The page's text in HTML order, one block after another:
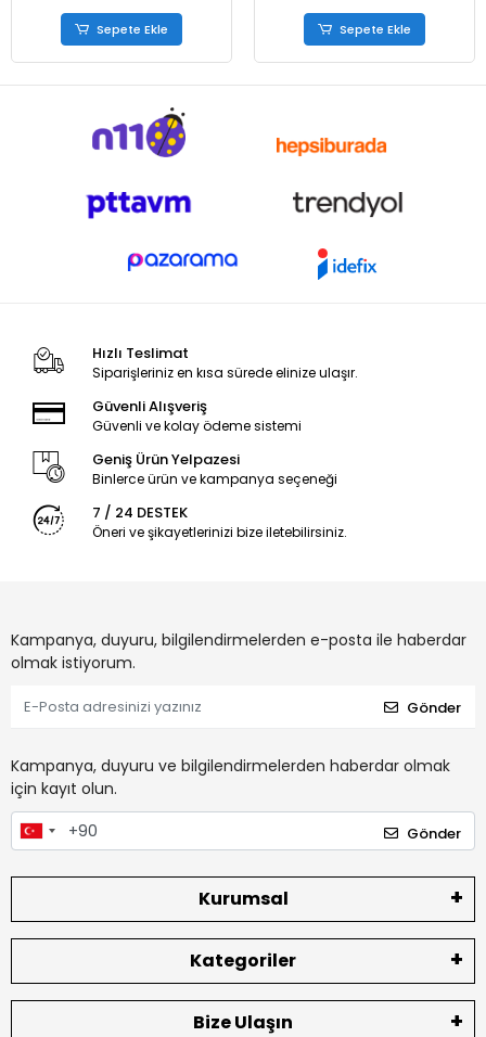
Sepete Ekle Sepete Ekle
Hızlı Teslimat
Siparişleriniz en kısa sürede elinize ulaşır.
Güvenli Alışveriş
Güvenli ve kolay ödeme sistemi
Geniş Ürün Yelpazesi
Binlerce ürün ve kampanya seçeneği
7 / 24 DESTEK
Öneri ve şikayetlerinizi bize iletebilirsiniz.
Kampanya, duyuru, bilgilendirmelerden e-posta ile haberdar
olmak istiyorum.
Gönder
Kampanya, duyuru ve bilgilendirmelerden haberdar olmak
için kayıt olun.
Gönder
Kurumsal
Kategoriler
Bize Ulaşın